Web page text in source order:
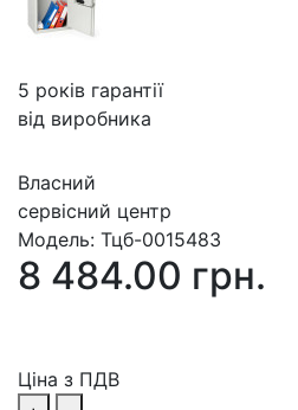
5 років гарантії
від виробника
Власний
сервісний центр
Модель: Тцб-0015483
8 484.00 грн.
Ціна з ПДВ